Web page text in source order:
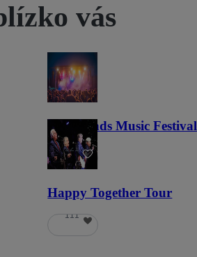
vás
Lost Lands Music Festival
121
Happy Together Tour
111